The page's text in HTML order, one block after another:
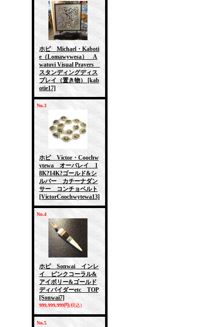
ホピ Michael・Kaboti
e（Lomawywesa） A
watovi Visual Prayers
スタンディングディス
プレイ（置き物）
[kab
otie17]
No.3
ホピ Victor・Coochw
ytewa オーバレイ 1
8K?14K?ゴールド&シ
ルバー カチーナダン
サー コンチョベルト
[VictorCoochwytewa13]
No.4
ホピ Sonwai インレ
イ ピンクコーラル&
アイボリー&ゴールド
ディバイダーetc TOP
[Sonwai7]
999,999,999円(税込)
No.5